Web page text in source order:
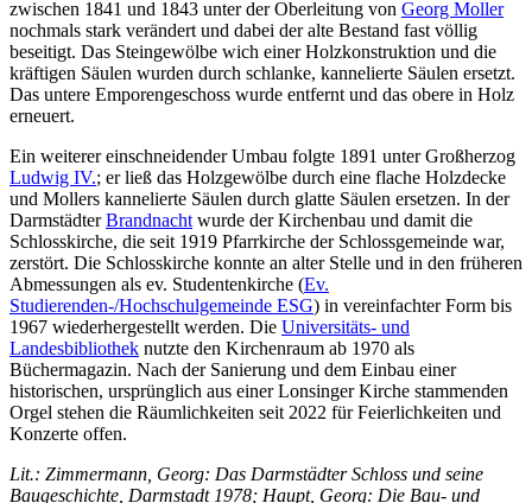
zwischen 1841 und 1843 unter der Oberleitung von Georg Moller
nochmals stark verändert und dabei der alte Bestand fast völlig
beseitigt. Das Steingewölbe wich einer Holzkonstruktion und die
kräftigen Säulen wurden durch schlanke, kannelierte Säulen ersetzt.
Das untere Emporengeschoss wurde entfernt und das obere in Holz
erneuert.
Ein weiterer einschneidender Umbau folgte 1891 unter Großherzog
Ludwig IV.; er ließ das Holzgewölbe durch eine flache Holzdecke
und Mollers kannelierte Säulen durch glatte Säulen ersetzen. In der
DarmstädterBrandnacht wurde der Kirchenbau und damit die
Schlosskirche, die seit 1919 Pfarrkirche der Schlossgemeinde war,
zerstört. Die Schlosskirche konnte an alter Stelle und in den früheren
Abmessungen als ev. Studentenkirche (Ev.
Studierenden-/Hochschulgemeinde ESG) in vereinfachter Form bis
1967 wiederhergestellt werden. Die Universitäts- und
Landesbibliothek nutzte den Kirchenraum ab 1970 als
Büchermagazin. Nach der Sanierung und dem Einbau einer
historischen, ursprünglich aus einer Lonsinger Kirche stammenden
Orgel stehen die Räumlichkeiten seit 2022 für Feierlichkeiten und
Konzerte offen.
Lit.: Zimmermann, Georg: Das Darmstädter Schloss und seine
Baugeschichte, Darmstadt 1978; Haupt, Georg: Die Bau- und